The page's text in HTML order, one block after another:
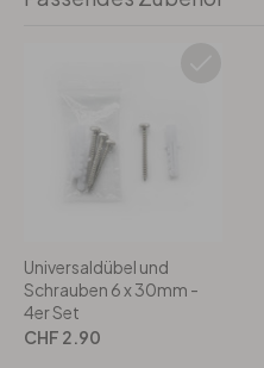
Schlafzimmer
Küche
Jugendzimmer
Schlafzimmer
Bad
Küche
Tapeten Pink & Rosa
Tapeten Türkis
Tapeten Lila & Violett
Wohnzimmer
Universaldübel und
Schrauben 6 x 30mm -
4er Set
CHF 2.90